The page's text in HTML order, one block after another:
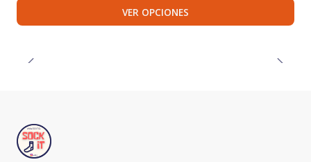
VER OPCIONES